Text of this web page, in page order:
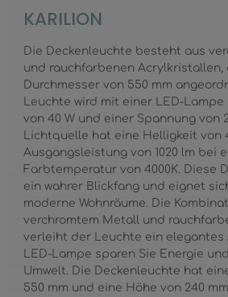
KARILION
Die Deckenleuchte besteht aus
und rauchfarbenen Acrylkristallen,
Durchmesser von 550 mm
Leuchte wird mit einer LED-
von 40 W und einer Spannung von
Lichtquelle hat eine Helligkeit von
Ausgangsleistung von 1020 lm bei
Farbtemperatur von 4000K. Diese
ein wahrer Blickfang und eignet
moderne Wohnräume. Die
verchromtem Metall und
verleiht der Leuchte ein elegantes
LED-Lampe sparen Sie Energie
Umwelt. Die Deckenleuchte hat
550 mm und eine Höhe von 240